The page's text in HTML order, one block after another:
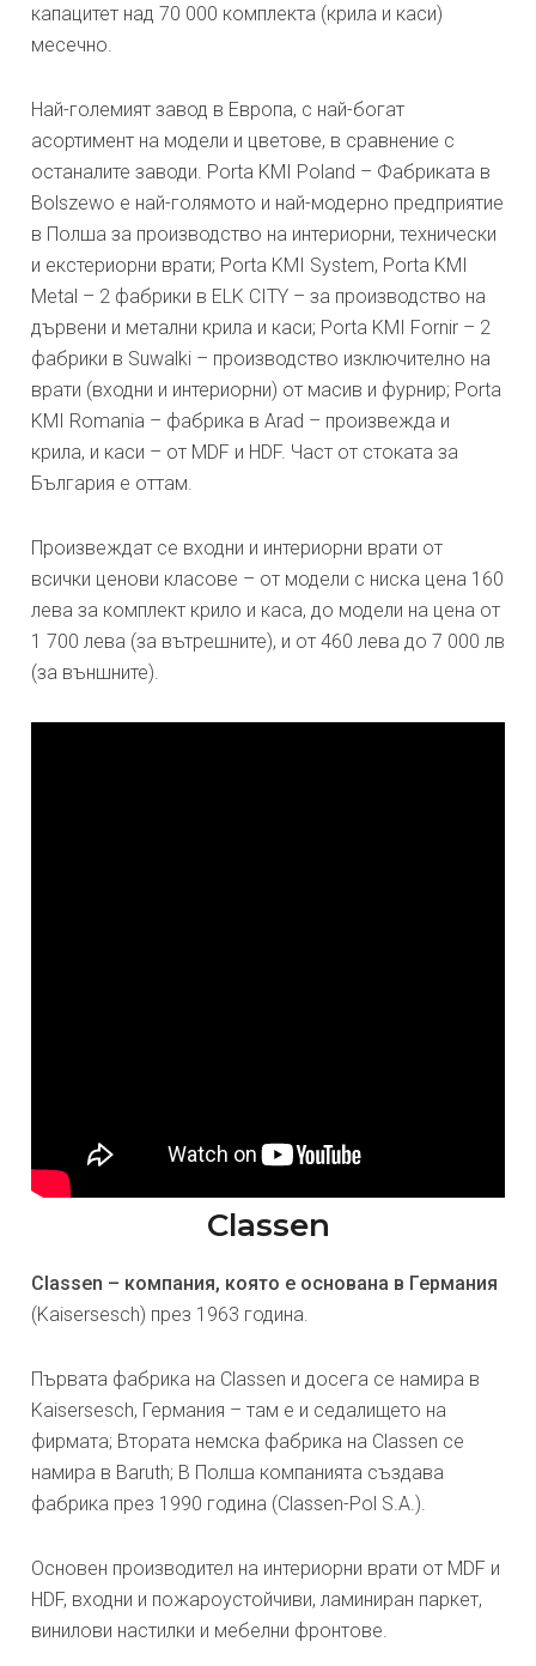
капацитет над 70 000 комплекта (крила и каси)
месечно.
Най-големият завод в Европа, с най-богат
асортимент на модели и цветове, в сравнение с
останалите заводи. Porta KMI Poland – Фабриката в
Bolszewo е най-голямото и най-модерно предприятие
в Полша за производство на интериорни, технически
и екстериорни врати; Porta KMI System, Porta KMI
Metal – 2 фабрики в ELK CITY – за производство на
дървени и метални крила и каси; Porta KMI Fornir – 2
фабрики в Suwalki – производство изключително на
врати (входни и интериорни) от масив и фурнир; Porta
KMI Romania – фабрика в Arad – произвежда и
крила, и каси – от MDF и HDF. Част от стоката за
България е оттам.
Произвеждат се входни и интериорни врати от
всички ценови класове – от модели с ниска цена 160
лева за комплект крило и каса, до модели на цена от
1 700 лева (за вътрешните), и от 460 лева до 7 000 лв
(за външните).
Classen
Classen – компания, която е основана в Германия
(Kaisersesch) през 1963 година.
Първата фабрика на Classen и досега се намира в
Kaisersesch, Германия – там е и седалището на
фирмата; Втората немска фабрика на Classen се
намира в Baruth; В Полша компанията създава
фабрика през 1990 година (Classen-Pol S.A.).
Основен производител на интериорни врати от MDF и
HDF, входни и пожароустойчиви, ламиниран паркет,
винилови настилки и мебелни фронтове.